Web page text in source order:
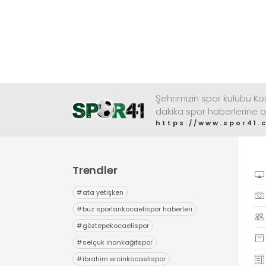
Şehrimizin spor kulübü
dakika spor haberlerine
https://
Trendler
#ata yetişken
#buz sporlarıkocaelispor haberleri
#göztepekocaelispor
#selçuk inankağıtspor
#ibrahim ercinkocaelispor